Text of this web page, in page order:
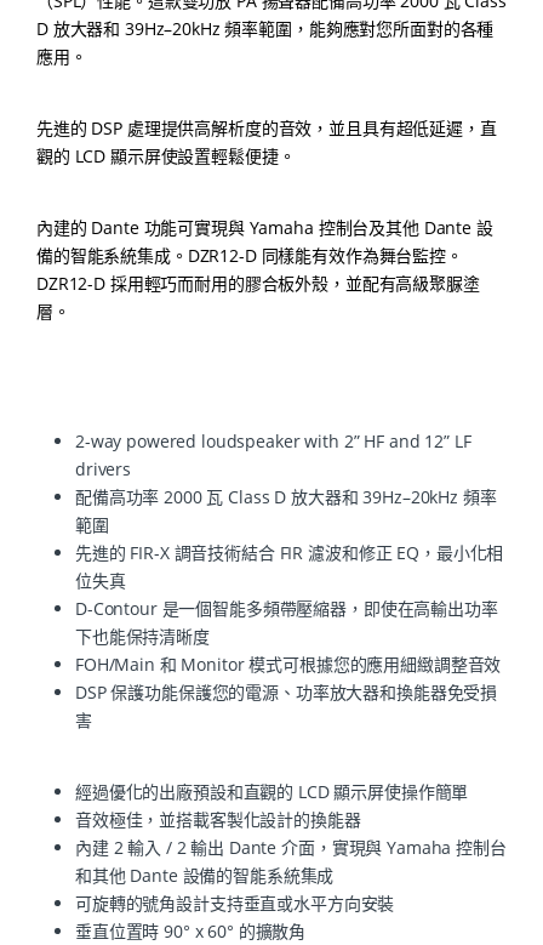
D 放大器和 39Hz–20kHz 頻率範圍，能夠應對您所面對的各種
應用。
先進的 DSP 處理提供高解析度的音效，並且具有超低延遲，直
觀的 LCD 顯示屏使設置輕鬆便捷。
內建的 Dante 功能可實現與 Yamaha 控制台及其他 Dante 設
備的智能系統集成。DZR12-D 同樣能有效作為舞台監控。
DZR12-D 採用輕巧而耐用的膠合板外殼，並配有高級聚脲塗
層。
2-way powered loudspeaker with 2” HF and 12” LF
drivers
配備高功率 2000 瓦 Class D 放大器和 39Hz–20kHz 頻率
範圍
先進的 FIR-X 調音技術結合 FIR 濾波和修正 EQ，最小化相
位失真
D-Contour 是一個智能多頻帶壓縮器，即使在高輸出功率
下也能保持清晰度
FOH/Main 和 Monitor 模式可根據您的應用細緻調整音效
DSP 保護功能保護您的電源、功率放大器和換能器免受損
害
經過優化的出廠預設和直觀的 LCD 顯示屏使操作簡單
音效極佳，並搭載客製化設計的換能器
內建 2 輸入 / 2 輸出 Dante 介面，實現與 Yamaha 控制台
和其他 Dante 設備的智能系統集成
可旋轉的號角設計支持垂直或水平方向安裝
垂直位置時 90° x 60° 的擴散角